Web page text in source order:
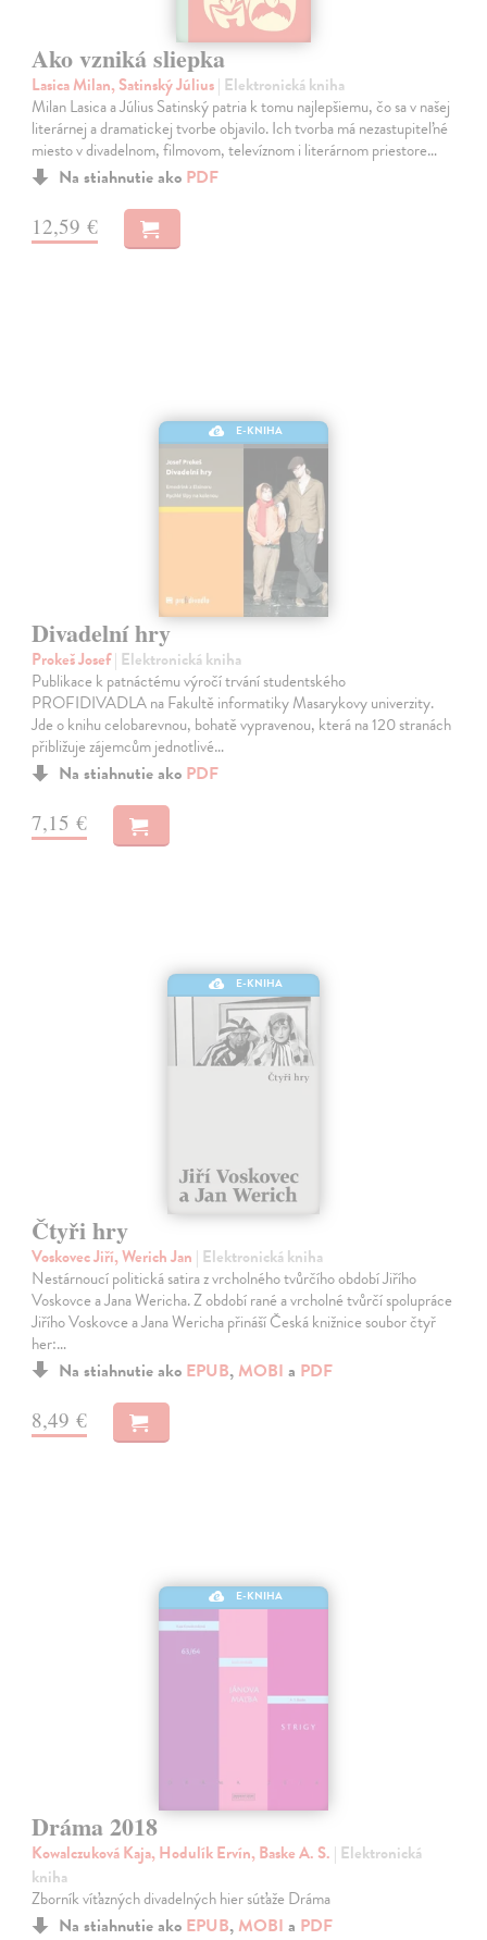
Ako vzniká sliepka
Lasica Milan, Satinský Július| Elektronická kniha
Milan Lasica a Július Satinský patria k tomu najlepšiemu, čo sa v našej
literárnej a dramatickej tvorbe objavilo. Ich tvorba má nezastupiteľné
miesto v divadelnom, filmovom, televíznom i literárnom priestore…
Na stiahnutie ako PDF
12,59 €
E-KNIHA
Divadelní hry
Prokeš Josef| Elektronická kniha
Publikace k patnáctému výročí trvání studentského
PROFIDIVADLA na Fakultě informatiky Masarykovy univerzity.
Jde o knihu celobarevnou, bohatě vypravenou, která na 120 stranách
přibližuje zájemcům jednotlivé…
Na stiahnutie ako PDF
7,15 €
E-KNIHA
Čtyři hry
Voskovec Jiří, Werich Jan | Elektronická kniha
Nestárnoucí politická satira z vrcholného tvůrčího období Jiřího
Voskovce a Jana Wericha. Z období rané a vrcholné tvůrčí spolupráce
Jiřího Voskovce a Jana Wericha přináší Česká knižnice soubor čtyř
her:…
Na stiahnutie ako EPUB, MOBI a PDF
8,49 €
E-KNIHA
Dráma 2018
Kowalczuková Kaja, Hodulík Ervín, Baske A. S. | Elektronická
kniha
Zborník víťazných divadelných hier súťaže Dráma
Na stiahnutie ako EPUB, MOBI a PDF